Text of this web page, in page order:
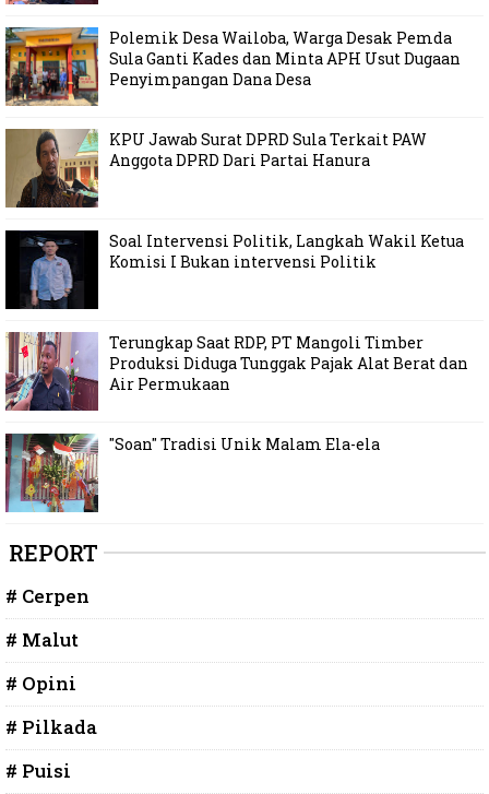
Polemik Desa Wailoba, Warga Desak Pemda
Sula Ganti Kades dan Minta APH Usut Dugaan
Penyimpangan Dana Desa
KPU Jawab Surat DPRD Sula Terkait PAW
Anggota DPRD Dari Partai Hanura
Soal Intervensi Politik, Langkah Wakil Ketua
Komisi I Bukan intervensi Politik
Terungkap Saat RDP, PT Mangoli Timber
Produksi Diduga Tunggak Pajak Alat Berat dan
Air Permukaan
"Soan" Tradisi Unik Malam Ela-ela
REPORT
# Cerpen
# Malut
# Opini
# Pilkada
# Puisi